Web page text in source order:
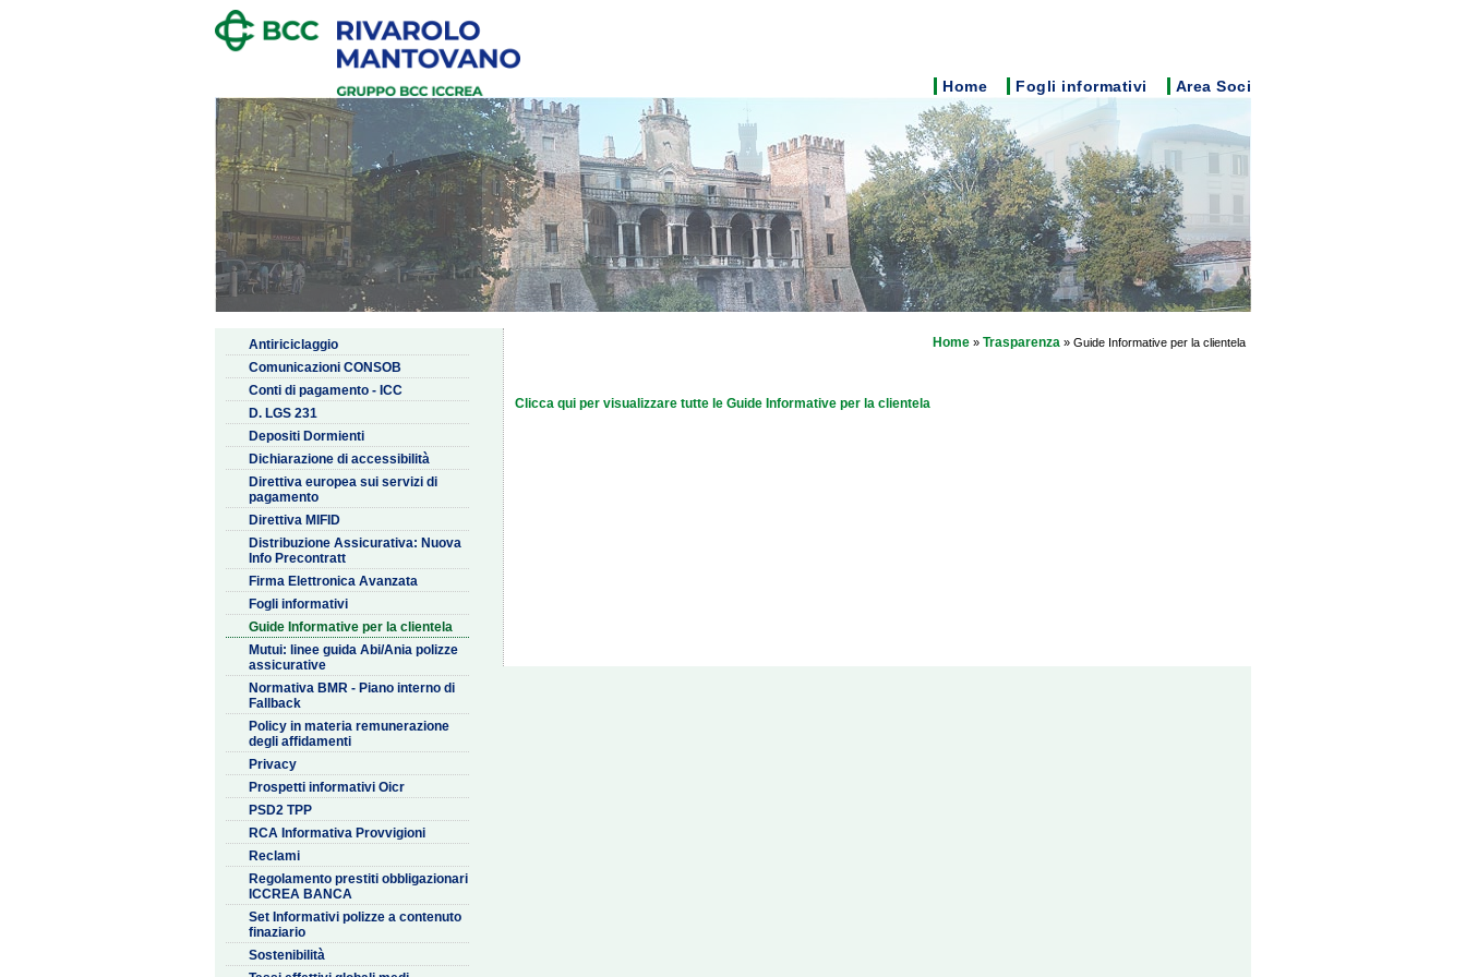
Home Fogli informativi Area Soci
Antiriciclaggio
Comunicazioni CONSOB
Conti di pagamento - ICC
D. LGS 231
Depositi Dormienti
Dichiarazione di accessibilità
Direttiva europea sui servizi di
pagamento
Direttiva MIFID
Distribuzione Assicurativa: Nuova
Info Precontratt
Firma Elettronica Avanzata
Fogli informativi
Guide Informative per la clientela
Mutui: linee guida Abi/Ania polizze
assicurative
Normativa BMR - Piano interno di
Fallback
Policy in materia remunerazione
degli affidamenti
Privacy
Prospetti informativi Oicr
PSD2 TPP
RCA Informativa Provvigioni
Reclami
Regolamento prestiti obbligazionari
ICCREA BANCA
Set Informativi polizze a contenuto
finaziario
Sostenibilità
Home » Trasparenza » Guide Informative per la clientela
Clicca qui per visualizzare tutte le Guide Informative per la clientela